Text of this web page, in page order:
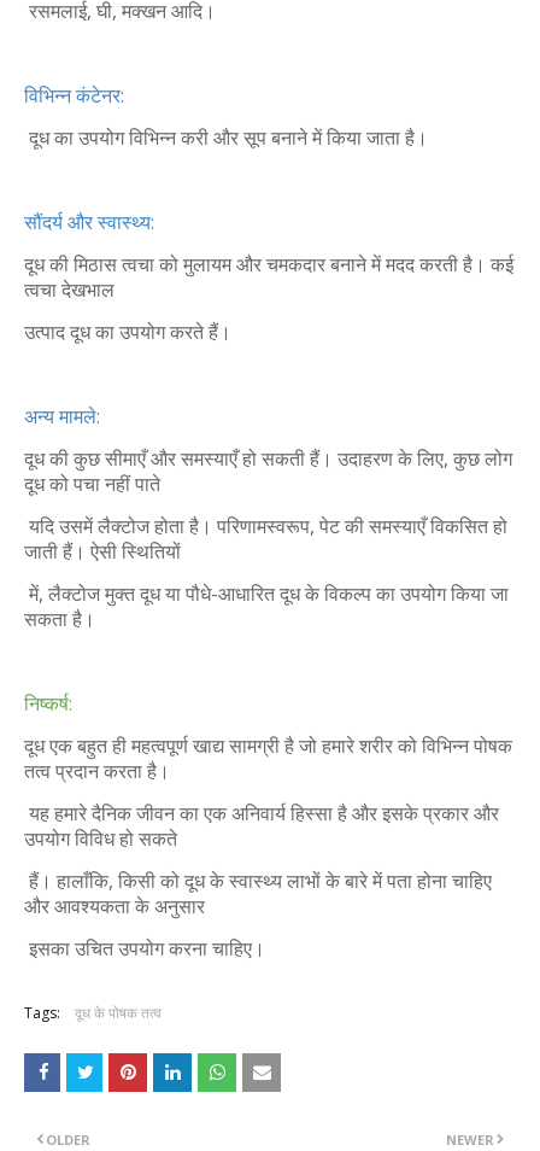
रसमलाई, घी, मक्खन आदि।
विभिन्न कंटेनर:
दूध का उपयोग विभिन्न करी और सूप बनाने में किया जाता है।
सौंदर्य और स्वास्थ्य:
दूध की मिठास त्वचा को मुलायम और चमकदार बनाने में मदद करती है। कई
त्वचा देखभाल
उत्पाद दूध का उपयोग करते हैं।
अन्य मामले:
दूध की कुछ सीमाएँ और समस्याएँ हो सकती हैं। उदाहरण के लिए, कुछ लोग
दूध को पचा नहीं पाते
यदि उसमें लैक्टोज होता है। परिणामस्वरूप, पेट की समस्याएँ विकसित हो
जाती हैं। ऐसी स्थितियों
में, लैक्टोज मुक्त दूध या पौधे-आधारित दूध के विकल्प का उपयोग किया जा
सकता है।
निष्कर्ष:
दूध एक बहुत ही महत्वपूर्ण खाद्य सामग्री है जो हमारे शरीर को विभिन्न पोषक
तत्व प्रदान करता है।
यह हमारे दैनिक जीवन का एक अनिवार्य हिस्सा है और इसके प्रकार और
उपयोग विविध हो सकते
हैं। हालाँकि, किसी को दूध के स्वास्थ्य लाभों के बारे में पता होना चाहिए
और आवश्यकता के अनुसार
इसका उचित उपयोग करना चाहिए।
Tags: दूध के पोषक तत्व
NEWER
OLDER